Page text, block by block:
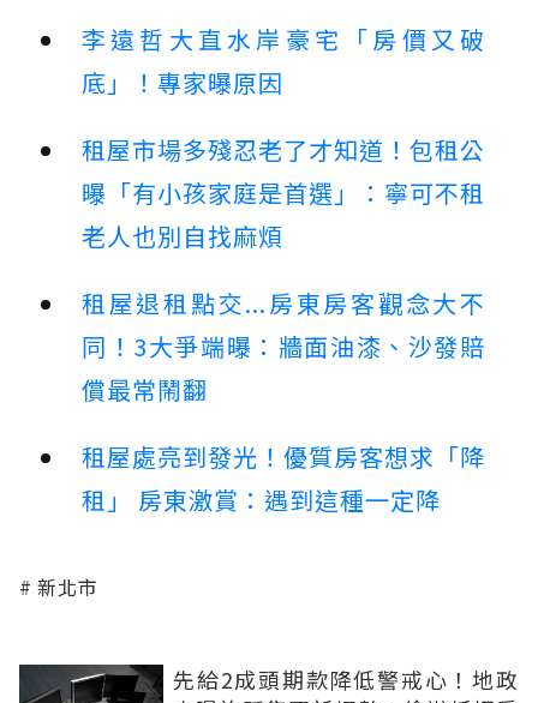
李遠哲大直水岸豪宅「房價又破
底」！專家曝原因
租屋市場多殘忍老了才知道！包租公
曝「有小孩家庭是首選」：寧可不租
老人也別自找麻煩
租屋退租點交...房東房客觀念大不
同！3大爭端曝：牆面油漆、沙發賠
償最常鬧翻
租屋處亮到發光！優質房客想求「降
租」 房東激賞：遇到這種一定降
新北市
先給2成頭期款降低警戒心！地政